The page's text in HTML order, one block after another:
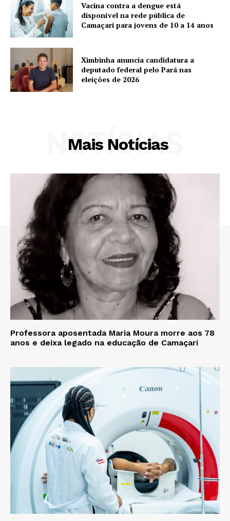
Vacina contra a dengue está
disponível na rede pública de
Camaçari para jovens de 10 a 14 anos
Ximbinha anuncia candidatura a
deputado federal pelo Pará nas
eleições de 2026
Mais Notícias
NOTÍCIAS
Professora aposentada Maria Moura morre aos 78
anos e deixa legado na educação de Camaçari